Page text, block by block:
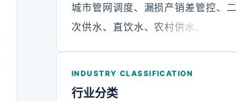
城市管网调度、漏损产销差管控、二
次供水、直饮水、农村供水、水利信
客户值得信赖的合作伙伴。
INDUSTRY CLASSIFICATION
行业分类